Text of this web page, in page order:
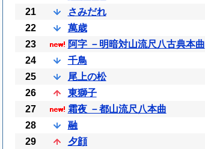
21
さみだれ
22
萬歳
23
阿字 －明暗対山流尺八古典本曲
24
千鳥
25
尾上の松
26
東獅子
27
霜夜 －都山流尺八本曲
28
融
29
夕顔